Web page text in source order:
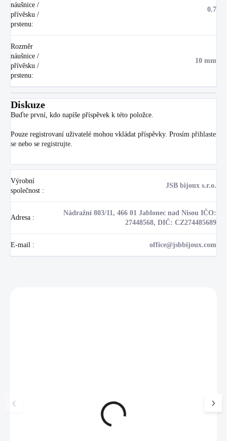
náušnice /
přívěsku /
prstenu:
0.7
Rozměr
náušnice /
přívěsku /
prstenu:
10 mm
Diskuze
Buďte první, kdo napíše příspěvek k této položce.
Pouze registrovaní uživatelé mohou vkládat příspěvky. Prosím přihlaste
se nebo se registrujte
Výrobní
společnost :
JSB bijoux s.r.o.
Adresa :
Nádražní 803/11, 466 01 Jablonec nad Nisou IČO:
27448568, DIČ: CZ274485689
E-mail : office@jsbbijoux.com